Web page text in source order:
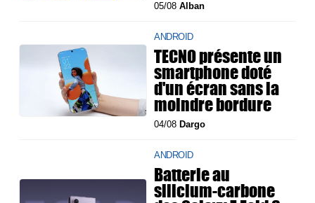
05/08Alban
ANDROID
TECNO présente un
smartphone doté
d'un écran sans la
moindre bordure
04/08 Dargo
ANDROID
Batterie au
silicium-carbone